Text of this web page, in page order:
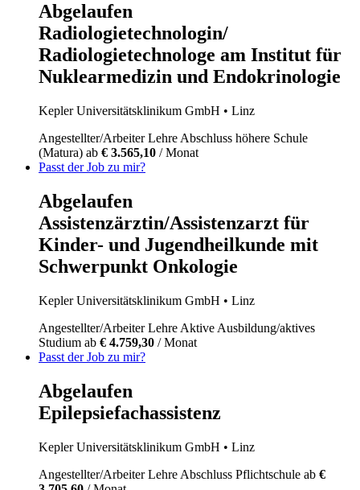
Abgelaufen
Radiologietechnologin/
Radiologietechnologe am Institut für
Nuklearmedizin und Endokrinologie
Kepler Universitätsklinikum GmbH • Linz
Angestellter/ArbeiterLehre Abschluss höhere Schule
(Matura) ab € 3.565,10 / Monat
Passt der Job zu mir?
Abgelaufen
Assistenzärztin/Assistenzarzt für
Kinder- und Jugendheilkunde mit
Schwerpunkt Onkologie
Kepler Universitätsklinikum GmbH • Linz
Angestellter/ArbeiterLehre Aktive Ausbildung/aktives
Studium ab € 4.759,30 / Monat
Passt der Job zu mir?
Abgelaufen
Epilepsiefachassistenz
Kepler Universitätsklinikum GmbH • Linz
Angestellter/ArbeiterLehre Abschluss Pflichtschule ab €